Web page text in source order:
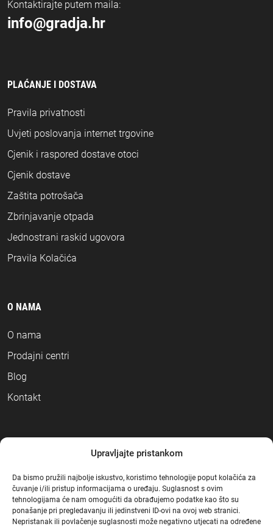
Upravljajte pristankom
Da bismo pružili najbolje iskustvo, koristimo tehnologije poput kolačića za
čuvanje i/ili pristup informacijama o uređaju. Suglasnost s ovim
tehnologijama će nam omogućiti da obrađujemo podatke kao što su
ponašanje pri pregledavanju ili jedinstveni ID-ovi na ovoj web stranici.
Nepristanak ili povlačenje suglasnosti može negativno utjecati na određene
Kontaktirajte putem maila:
info@gradja.hr
PLAĆANJE I DOSTAVA
Pravila privatnosti
Uvjeti poslovanja internet trgovine
Cjenik i raspored dostave otoci
Cjenik dostave
Zaštita potrošača
Zbrinjavanje otpada
Jednostrani raskid ugovora
Pravila Kolačića
O NAMA
O nama
Prodajni centri
Blog
Kontakt